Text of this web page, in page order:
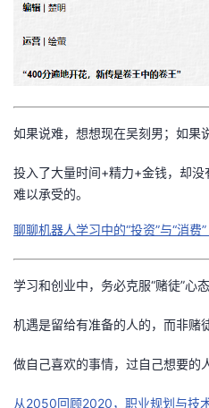
播
活
动
的
关
我
的
发
者
学
课
的
我
我
Programs
的
支
持
术
云
如果说难，想想现在吴刻男；如果
投入了大量时间+精力+金钱，却
难以承受的。
聊聊机器人学习中的“投资”与“消费”
学习和创业中，务必克服“赌徒”心态
机遇是留给有准备的人的，而非赌徒
做自己喜欢的事情，过自己想要的
从2050回顾2020，职业规划与技